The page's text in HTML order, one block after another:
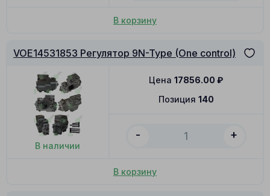
В корзину
VOE14531853 Регулятор 9N-Type (One control)
В наличии
Позиция 140
Цена 17856.00 ₽
- +
В корзину